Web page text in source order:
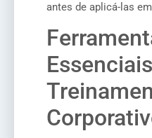
antes de aplicá-las